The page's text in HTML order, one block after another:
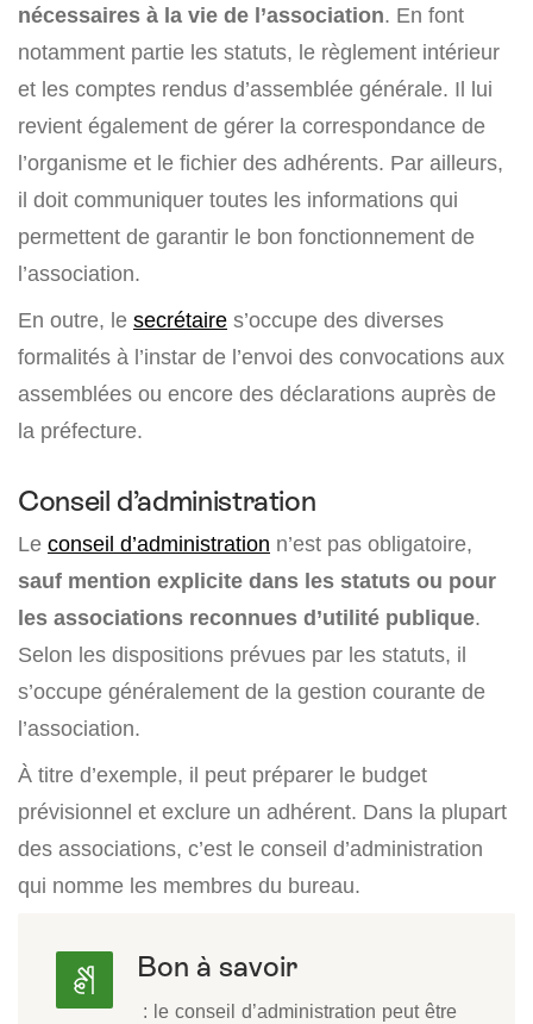
nécessaires à la vie de l’association. En font
notamment partie les statuts, le règlement intérieur
et les comptes rendus d’assemblée générale. Il lui
revient également de gérer la correspondance de
l’organisme et le fichier des adhérents. Par ailleurs,
il doit communiquer toutes les informations qui
permettent de garantir le bon fonctionnement de
l’association.
En outre, le secrétaire s’occupe des diverses
formalités à l’instar de l’envoi des convocations aux
assemblées ou encore des déclarations auprès de
la préfecture.
Conseil d’administration
Le conseil d’administration n’est pas obligatoire,
sauf mention explicite dans les statuts ou pour
les associations reconnues d’utilité publique.
Selon les dispositions prévues par les statuts, il
s’occupe généralement de la gestion courante de
l’association.
À titre d’exemple, il peut préparer le budget
prévisionnel et exclure un adhérent. Dans la plupart
des associations, c’est le conseil d’administration
qui nomme les membres du bureau.
Bon à savoir
: le conseil d’administration peut être